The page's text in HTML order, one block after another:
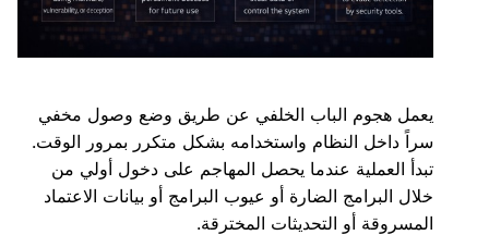
يعمل هجوم الباب الخلفي عن طريق وضع وصول مخفي
سراً داخل النظام واستخدامه بشكل متكرر بمرور الوقت.
تبدأ العملية عندما يحصل المهاجم على دخول أولي من
خلال البرامج الضارة أو عيوب البرامج أو بيانات الاعتماد
المسروقة أو التحديثات المخترقة.